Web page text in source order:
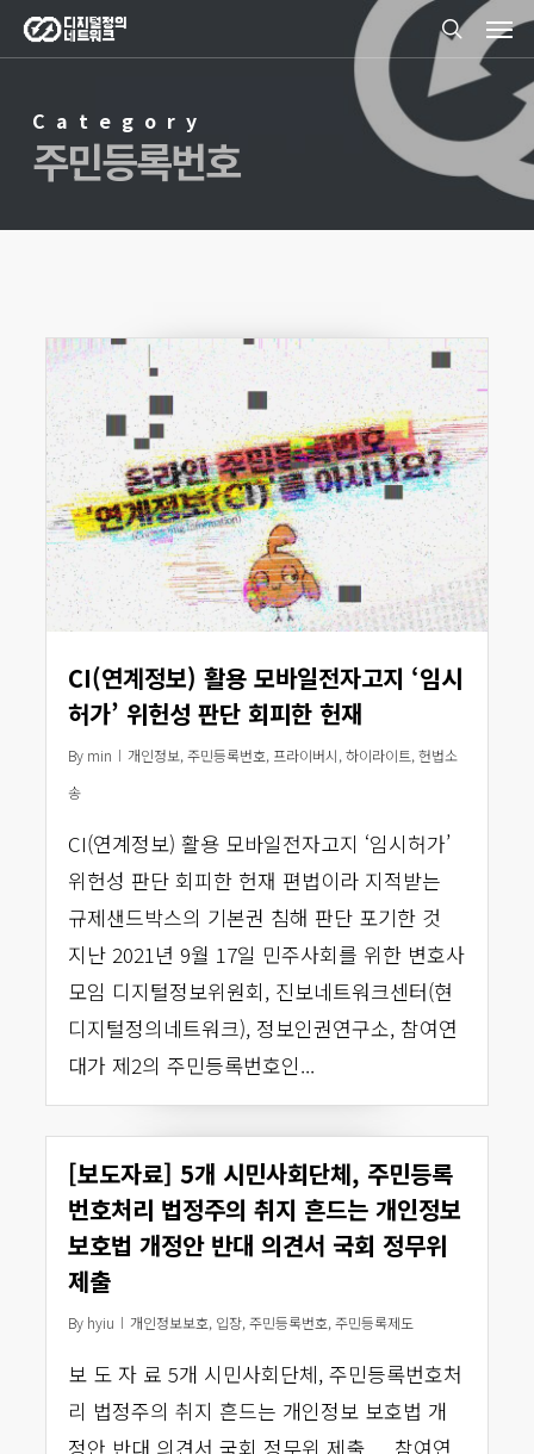
Skip
to
content
search
Category
주민등록번호
CI(연계정보) 활용 모바일전자고지 ‘임시
허가’ 위헌성 판단 회피한 헌재
By min 개인정보,주민등록번호, 프라이버시,하이라이트,헌법소
송
CI(연계정보) 활용 모바일전자고지 ‘임시허가’
위헌성 판단 회피한 헌재 편법이라 지적받는
규제샌드박스의 기본권 침해 판단 포기한 것
지난 2021년 9월 17일 민주사회를 위한 변호사
모임 디지털정보위원회, 진보네트워크센터(현
디지털정의네트워크), 정보인권연구소, 참여연
대가 제2의 주민등록번호인...
[보도자료] 5개 시민사회단체, 주민등록
번호처리 법정주의 취지 흔드는 개인정보
보호법 개정안 반대 의견서 국회 정무위
제출
By hyiu 개인정보보호, 입장,주민등록번호,주민등록제도
보 도 자 료 5개 시민사회단체, 주민등록번호처
리 법정주의 취지 흔드는 개인정보 보호법 개
정안 반대 의견서 국회 정무위 제출 참여연